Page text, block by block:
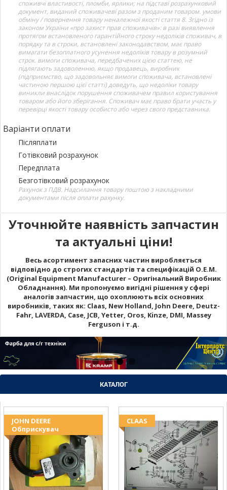
споживчі властивості, пломби, ярлики; на підставі розрахунковий
документ, виданий споживачеві разом з проданим товаром. умови
обміну / повернення товару неналежної якості стаття 8. Згідно із
законом України «про захист прав споживачів»: в разі виявлення
протягом встановленого гарантійного строку недоліків споживач, в
порядку та в строки, встановлені законодавством, має право
вимагати безоплатного усунення недоліків товару в розумний
строк. вимоги споживача, передбачених цією статтею, не
підлягають задоволенню, якщо продавець, виробник
(підприємство, що задовольняє вимоги споживача, встановлені
частиною першою цієї статті) доведуть, що недоліки товару
виникли внаслідок порушення споживачем правил користування
товаром або його зберігання. Споживач має право брати участь у
перевірці якості товару особисто або через свого представника.
Варіанти оплати
Післяплати
Готівковий розрахунок
Передплата
Безготівковий розрахунок
Рахунок з ПДВ. Надсилання товару поштою з накладними
документами після оплати рахунку.
Уточнюйте наявність запчастин
та актуальні ціни!
Весь асортимент запасних частин виробляється
відповідно до строгих стандартів та специфікацій O.E.M.
(Original Equipment Manufacturer – Оригінальний Виробник
Обладнання). Ми пропонуємо вигідні рішення у сфері
аналогів запчастин, що охоплюють всіх основних
виробників, таких як: Claas, New Holland, John Deere, Deutz-
Fahr, LAVERDA, Case, JCB, Yetter, Oros, Kinze, DMI, Massey
Ferguson і т.д.
КАТАЛОГ
JOHN DEERE
Обприскувач
CLAAS